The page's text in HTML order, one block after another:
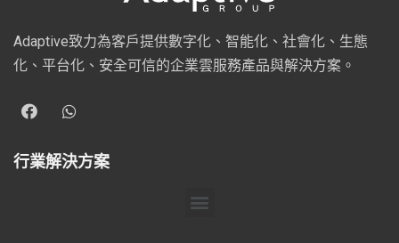
Adaptive致力為客戶提供數字化、智能化、社會化、生態
化、平台化、安全可信的企業雲服務產品與解決方案。
行業解決方案